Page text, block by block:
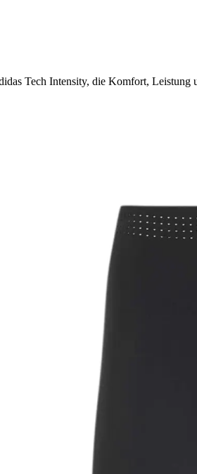
Tech Intensity, die Komfort,